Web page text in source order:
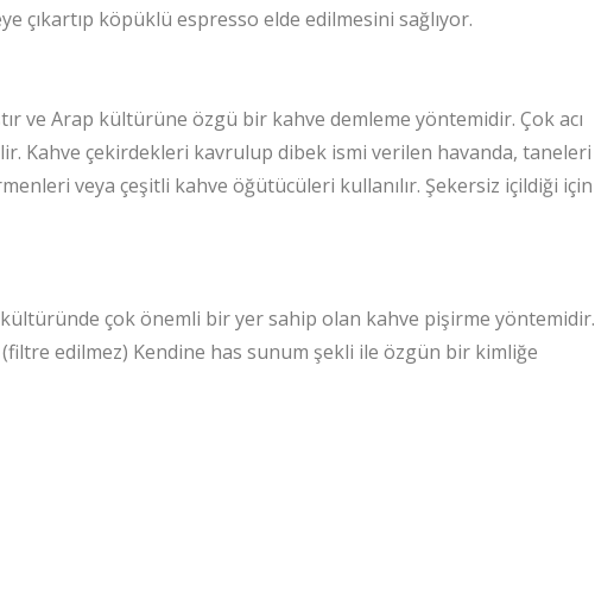
çıkartıp köpüklü espresso elde edilmesini sağlıyor.
ve Arap kültürüne özgü bir kahve demleme yöntemidir. Çok acı
Kahve çekirdekleri kavrulup dibek ismi verilen havanda, taneleri
veya çeşitli kahve öğütücüleri kullanılır. Şekersiz içildiği için
çok önemli bir yer sahip olan kahve pişirme yöntemidir.
edilmez) Kendine has sunum şekli ile özgün bir kimliğe